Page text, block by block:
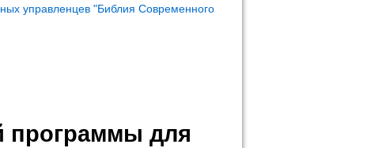
управленцев "Библия Современного
программы для